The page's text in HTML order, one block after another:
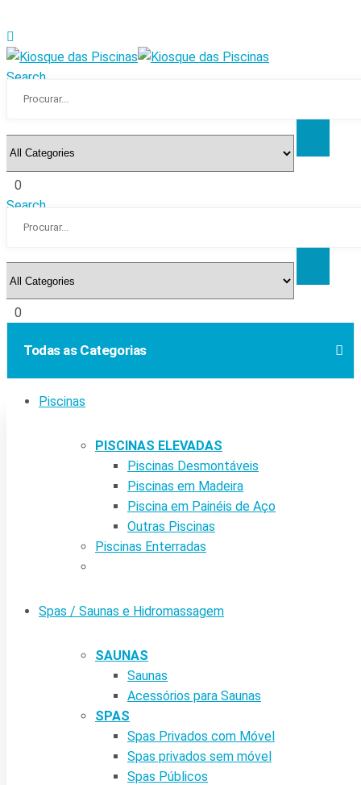
Search
0
Search
0
Todas as Categorias
Piscinas
PISCINAS ELEVADAS
Piscinas Desmontáveis
Piscinas em Madeira
Piscina em Painéis de Aço
Outras Piscinas
Piscinas Enterradas
Spas / Saunas e Hidromassagem
SAUNAS
Saunas
Acessórios para Saunas
SPAS
Spas Privados com Móvel
Spas privados sem móvel
Spas Públicos